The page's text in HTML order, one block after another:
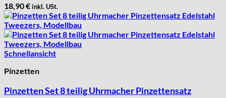
18,90€inkl. USt.
Schnellansicht
Pinzetten
Pinzetten Set 8 teilig Uhrmacher Pinzettensatz